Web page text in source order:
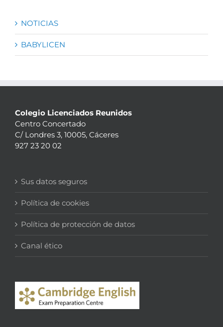
NOTICIAS
BABYLICEN
Colegio Licenciados Reunidos
Centro Concertado
C/ Londres 3, 10005, Cáceres
927 23 20 02
Sus datos seguros
Política de cookies
Política de protección de datos
Canal ético